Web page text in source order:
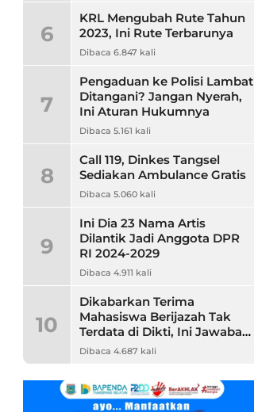
6
KRL Mengubah Rute Tahun
2023, Ini Rute Terbarunya
Dibaca 6.847 kali
7
Pengaduan ke Polisi Lambat
Ditangani? Jangan Nyerah,
Ini Aturan Hukumnya
Dibaca 5.161 kali
8
Call 119, Dinkes Tangsel
Sediakan Ambulance Gratis
Dibaca 5.060 kali
9
Ini Dia 23 Nama Artis
Dilantik Jadi Anggota DPR
RI 2024-2029
Dibaca 4.911 kali
10
Dikabarkan Terima
Mahasiswa Berijazah Tak
Terdata di Dikti, Ini Jawaban
Unpam
Dibaca 4.687 kali